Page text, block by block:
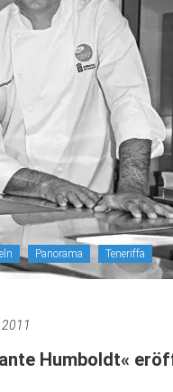
Panorama Teneriffa
Humboldt«